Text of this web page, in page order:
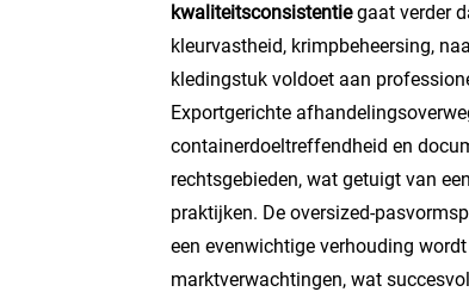
kwaliteitsconsistentiegaat verder
kleurvastheid, krimpbeheersing,
kledingstuk voldoet aan
Exportgerichte
containerdoeltreffendheid en
rechtsgebieden, wat getuigt van
praktijken. De oversized-
een evenwichtige verhouding
marktverwachtingen, wat